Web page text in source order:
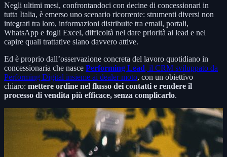
Negli ultimi mesi, confrontandoci con decine di concessionari in
tutta Italia, è emerso uno scenario ricorrente: strumenti diversi non
integrati tra loro, informazioni distribuite tra email, portali,
WhatsApp e fogli Excel, difficoltà nel dare priorità ai lead e nel
capire quali trattative siano davvero attive.
Ed è proprio dall’osservazione concreta del lavoro quotidiano in
concessionaria che nasce Performing Lead, il CRM sviluppato da
Performing Digital insieme ai dealer moto, con un obiettivo
chiaro: mettere ordine nel flusso dei contatti e rendere il
processo di vendita più efficace, senza complicarlo.